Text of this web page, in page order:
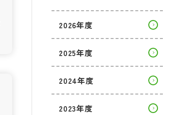
2026年度
2025年度
2024年度
2023年度